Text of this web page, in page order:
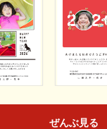
ぜんぶ見る